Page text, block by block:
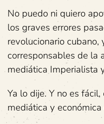
No puedo ni quiero
los graves errores
revolucionario
corresponsables de la
mediática Imperialista
Ya lo dije. Y no es
mediática y